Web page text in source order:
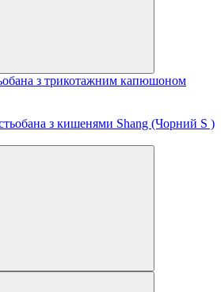
з трикотажним капюшоном